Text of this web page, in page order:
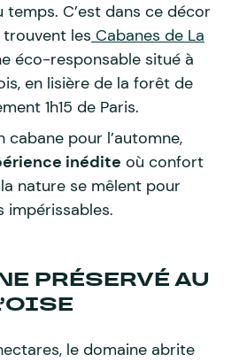
C’est dans ce décor
trouvent les Cabanes de La
éco-responsable situé à
en lisière de la forêt de
1h15 de Paris.
cabane pour l’automne,
inédite où confort
nature se mêlent pour
impérissables.
PRÉSERVÉ AU
le domaine abrite